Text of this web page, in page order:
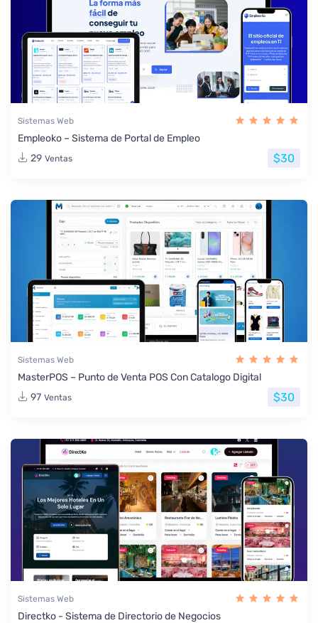
Sistemas Web
Empleoko – Sistema de Portal de Empleo
29 Ventas $30
Sistemas Web
MasterPOS – Punto de Venta POS Con Catalogo Digital
97 Ventas $30
Sistemas Web
Directko - Sistema de Directorio de Negocios